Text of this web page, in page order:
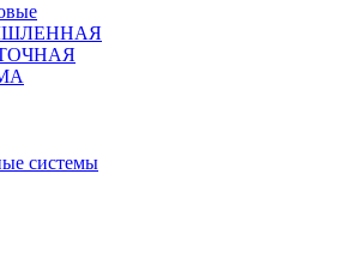
системы